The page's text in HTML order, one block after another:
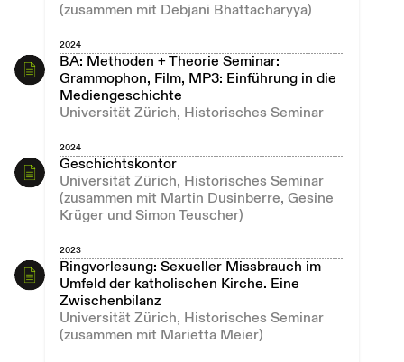
(zusammen mit Debjani Bhattacharyya)
2024
BA: Methoden + Theorie Seminar:
Grammophon, Film, MP3: Einführung in die
Mediengeschichte
Universität Zürich, Historisches Seminar
2024
Geschichtskontor
Universität Zürich, Historisches Seminar
(zusammen mit Martin Dusinberre, Gesine
Krüger und Simon Teuscher)
2023
Ringvorlesung: Sexueller Missbrauch im
Umfeld der katholischen Kirche. Eine
Zwischenbilanz
Universität Zürich, Historisches Seminar
(zusammen mit Marietta Meier)